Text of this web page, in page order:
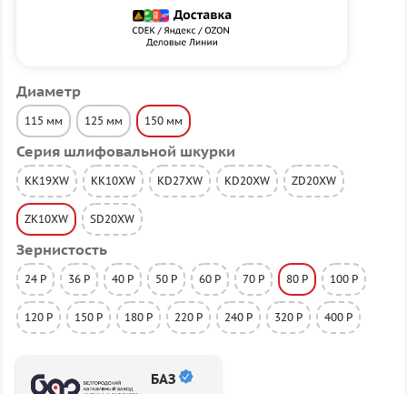
Диаметр
115 мм 125 мм 150 мм
Серия шлифовальной шкурки
KK19XW KK10XW KD27XW KD20XW ZD20XW
ZK10XW SD20XW
Зернистость
24 P 36 P 40 P 50 P 60 P 70 P 80 P 100 P
120 P 150 P 180 P 220 P 240 P 320 P 400 P
БАЗ